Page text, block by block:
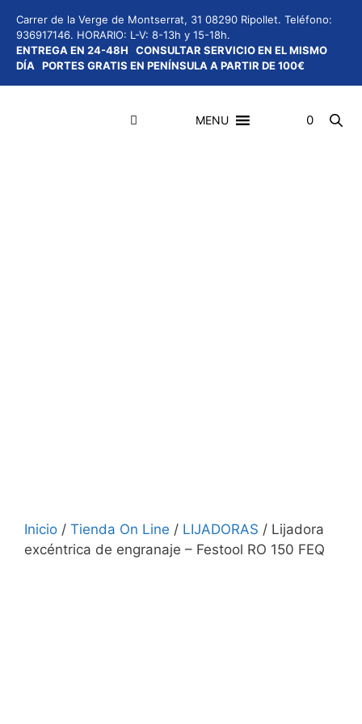
contenido
Carrer de la Verge de Montserrat, 31 08290 Ripollet. Teléfono:
936917146. HORARIO: L-V: 8-13h y 15-18h.
ENTREGA EN 24-48H CONSULTAR SERVICIO EN EL MISMO
DÍA PORTES GRATIS EN PENÍNSULA A PARTIR DE 100€
MENU 0
Inicio / Tienda On Line / LIJADORAS / Lijadora
excéntrica de engranaje – Festool RO 150 FEQ